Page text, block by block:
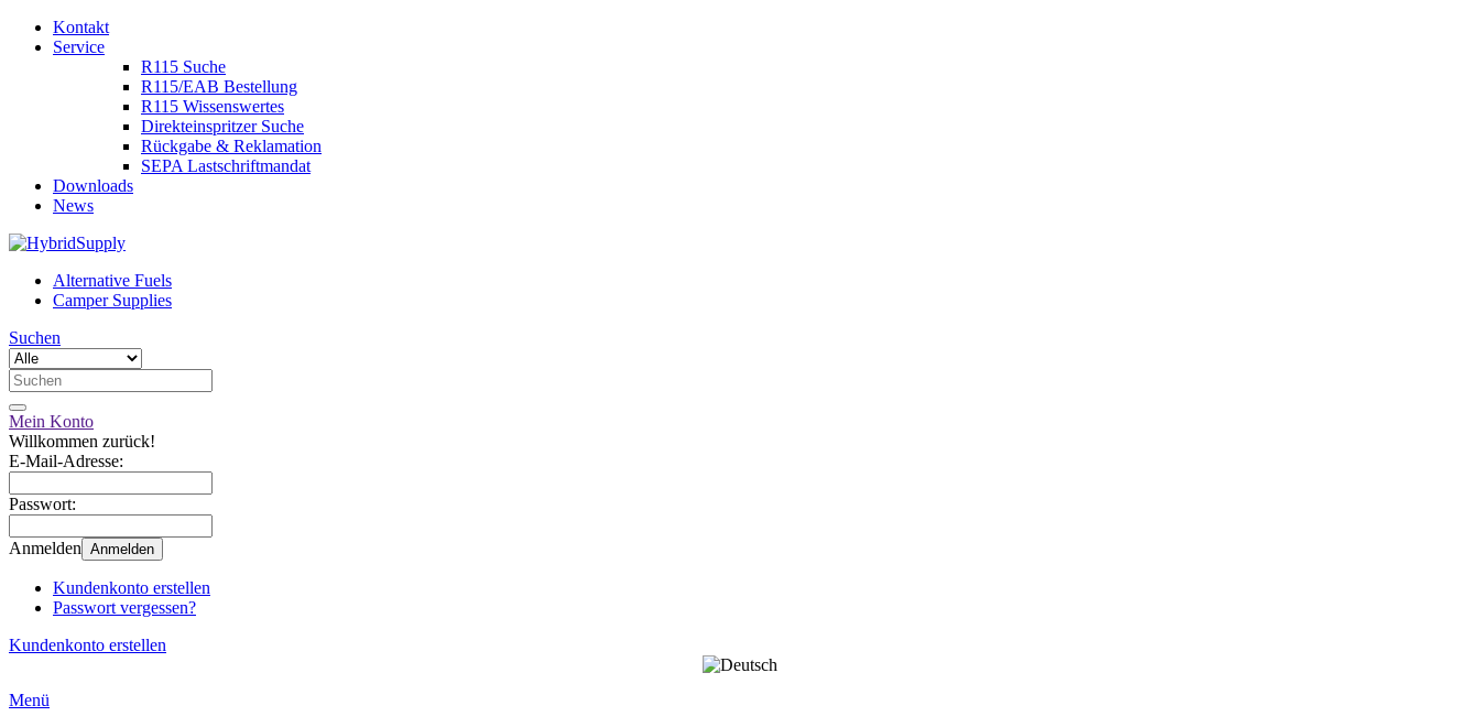
Kontakt
Service
R115 Suche
R115/EAB Bestellung
R115 Wissenswertes
Direkteinspritzer Suche
Rückgabe & Reklamation
SEPA Lastschriftmandat
Downloads
News
Alternative Fuels
Camper Supplies
Suchen
Mein Konto
Willkommen zurück!
E-Mail-Adresse:
Passwort:
Anmelden Anmelden
Kundenkonto erstellen
Passwort vergessen?
Kundenkonto erstellen
Menü